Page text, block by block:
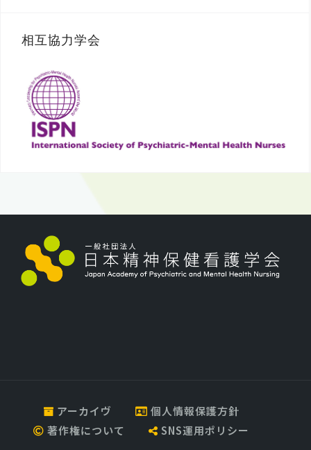
相互協力学会
アーカイヴ
個人情報保護方針
著作権について
SNS運用ポリシー